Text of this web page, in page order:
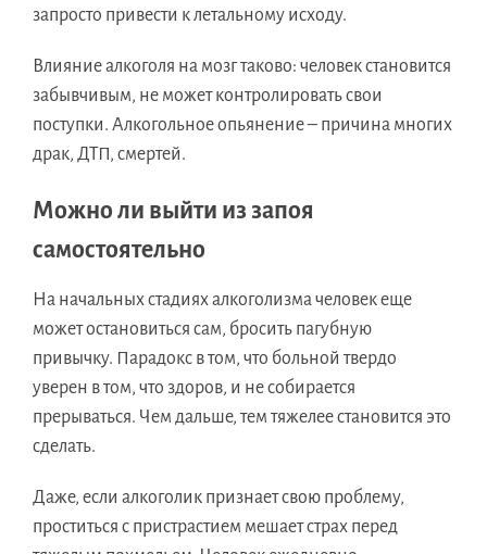
запросто привести к летальному исходу.
Влияние алкоголя на мозг таково: человек становится
забывчивым, не может контролировать свои
поступки. Алкогольное опьянение – причина многих
драк, ДТП, смертей.
Можно ли выйти из запоя
самостоятельно
На начальных стадиях алкоголизма человек еще
может остановиться сам, бросить пагубную
привычку. Парадокс в том, что больной твердо
уверен в том, что здоров, и не собирается
прерываться. Чем дальше, тем тяжелее становится это
сделать.
Даже, если алкоголик признает свою проблему,
проститься с пристрастием мешает страх перед